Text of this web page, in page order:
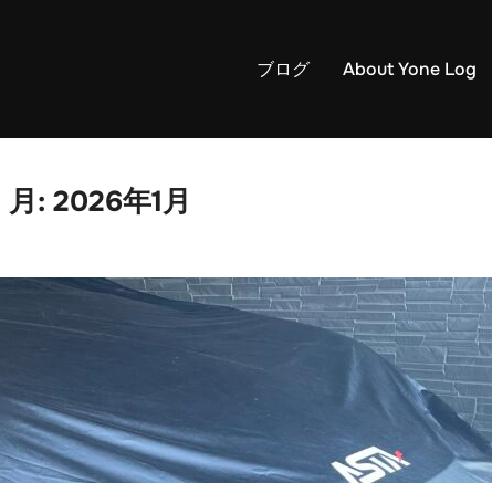
ブログ About Yone Log
月: 2026年1月